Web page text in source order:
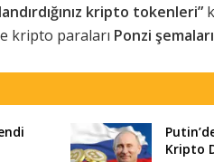
kripto tokenleri”
kripto paraları Ponzi şemaları
Kripto